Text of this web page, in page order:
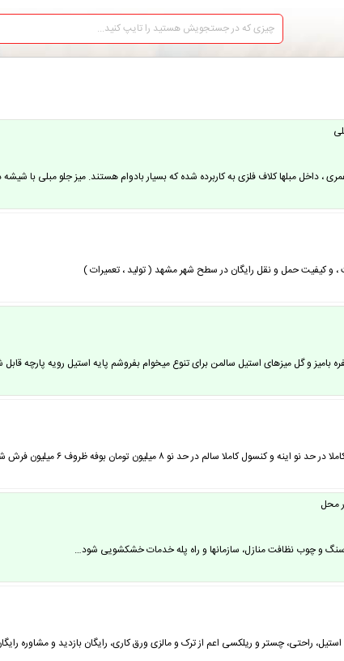
مبلها کلاف فلزی به کاربرده شده که بسیار بادوام هستند. میز جلو مبلی با شیشه دودی
، و کیفیت حمل و نقل رایگان در سطح شهر مشهد ( تولید ، تعمیرات )
بامیز و گل میزهای استیل سالمن برای تنوع میخوام بفروشم پایه استیل رویه پارچه
محل
و چوب نظافت منازل، سازمانها و راه پله خدمات خشکشویی شود…
استیل، راحتی، چستر و ریلکسی اعم از ترک و مالزی ‎ورق کاری، رایگان ‎بازدید و مشاوره رایگان ‎